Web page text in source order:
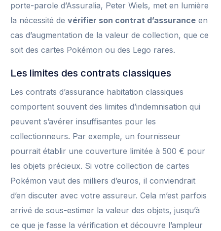
porte-parole d’Assuralia, Peter Wiels, met en lumière
la nécessité devérifier son contrat d’assurance en
cas d’augmentation de la valeur de collection, que ce
soit des cartes Pokémon ou des Lego rares.
Les limites des contrats classiques
Les contrats d’assurance habitation classiques
comportent souvent des limites d’indemnisation qui
peuvent s’avérer insuffisantes pour les
collectionneurs. Par exemple, un fournisseur
pourrait établir une couverture limitée à 500 € pour
les objets précieux. Si votre collection de cartes
Pokémon vaut des milliers d’euros, il conviendrait
d’en discuter avec votre assureur. Cela m’est parfois
arrivé de sous-estimer la valeur des objets, jusqu’à
ce que je fasse la vérification et découvre l’ampleur